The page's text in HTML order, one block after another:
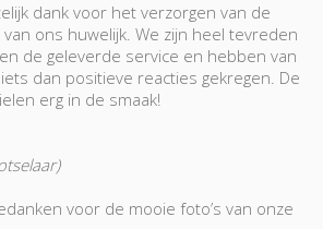
dank voor het verzorgen van de
ons huwelijk. We zijn heel tevreden
de geleverde service en hebben van
dan positieve reacties gekregen. De
erg in de smaak!
voor de mooie foto’s van onze